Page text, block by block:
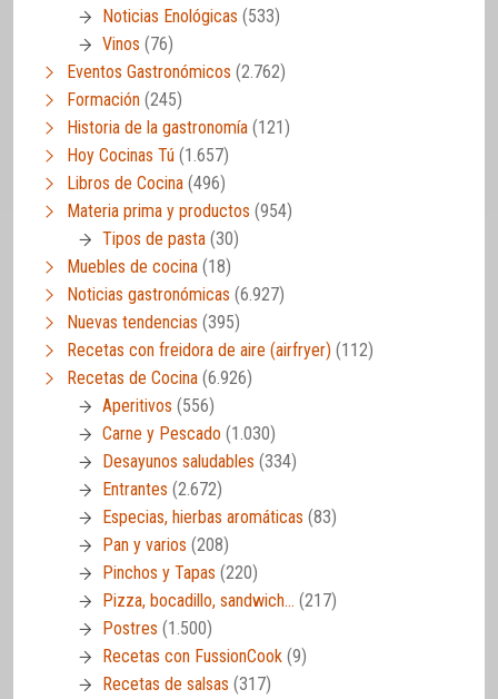
Noticias Enológicas (533)
Vinos (76)
Eventos Gastronómicos (2.762)
Formación (245)
Historia de la gastronomía (121)
Hoy Cocinas Tú (1.657)
Libros de Cocina (496)
Materia prima y productos (954)
Tipos de pasta (30)
Muebles de cocina (18)
Noticias gastronómicas (6.927)
Nuevas tendencias (395)
Recetas con freidora de aire (airfryer) (112)
Recetas de Cocina (6.926)
Aperitivos (556)
Carne y Pescado (1.030)
Desayunos saludables (334)
Entrantes (2.672)
Especias, hierbas aromáticas (83)
Pan y varios (208)
Pinchos y Tapas (220)
Pizza, bocadillo, sandwich… (217)
Postres (1.500)
Recetas con FussionCook (9)
Recetas de salsas (317)